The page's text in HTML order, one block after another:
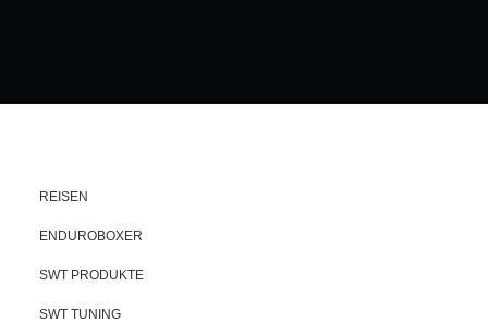
REISEN
ENDUROBOXER
SWT PRODUKTE
SWT TUNING